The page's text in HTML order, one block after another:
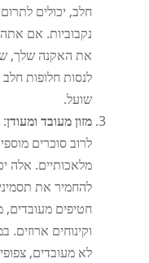
חלב, יכולים
נקבוביות. אם
את האקנה שלך,
לנסות חלופות
שועל.
מזון מעובד ומעודן:
לרוב סוכרים
מלאכותיים. אלה
להחמיר את
חטיפים מעובדים,
וקינוחים
לא מעובדים,